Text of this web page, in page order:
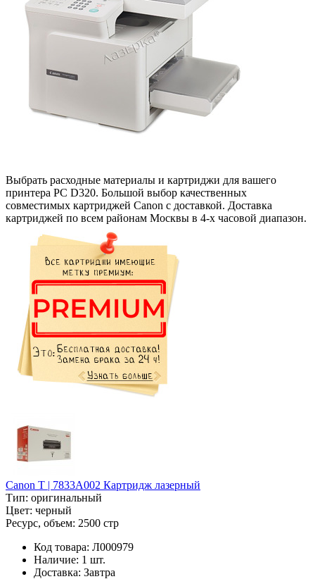
Выбрать расходные материалы и картриджи для вашего
принтера PC D320. Большой выбор качественных
совместимых картриджей Canon с доставкой. Доставка
картриджей по всем районам Москвы в 4-х часовой диапазон.
Canon T | 7833A002 Картридж лазерный
Тип: оригинальный
Цвет: черный
Ресурс, объем: 2500 стр
Код товара: Л000979
Наличие: 1 шт.
Доставка: Завтра